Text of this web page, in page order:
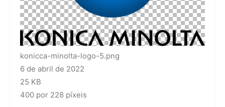
konicca-minolta-logo-5.png
6 de abril de 2022
25 KB
400 por 228 píxeis